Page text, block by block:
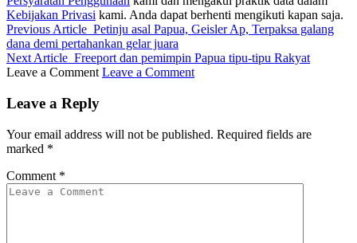
Kebijakan Privasi kami. Anda dapat berhenti mengikuti kapan saja.
Previous Article Petinju asal Papua, Geisler Ap, Terpaksa galang
dana demi pertahankan gelar juara
Next Article Freeport dan pemimpin Papua tipu-tipu Rakyat
Leave a Comment Leave a Comment
Leave a Reply
Your email address will not be published. Required fields are
marked *
Comment *